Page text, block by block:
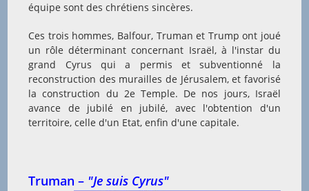
équipe sont des chrétiens sincères.
Ces trois hommes, Balfour, Truman et Trump ont joué
un rôle déterminant concernant Israël, à l'instar du
grand Cyrus qui a permis et subventionné la
reconstruction des murailles de Jérusalem, et favorisé
la construction du 2e Temple. De nos jours, Israël
avance de jubilé en jubilé, avec l'obtention d'un
territoire, celle d'un Etat, enfin d'une capitale.
Truman – "Je suis Cyrus"